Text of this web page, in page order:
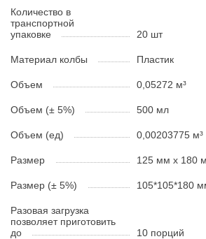
Количество в
транспортной
упаковке
20 шт
Материал колбы Пластик
Объем 0,05272 м³
Объем (± 5%) 500 мл
Объем (ед) 0,00203775 м³
Размер 125 мм x 180
Размер (± 5%) 105*105*180
Разовая загрузка
позволяет приготовить
до
10 порций